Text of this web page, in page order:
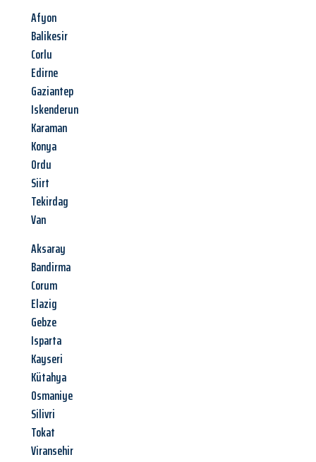
Afyon
Balikesir
Corlu
Edirne
Gaziantep
Iskenderun
Karaman
Konya
Ordu
Siirt
Tekirdag
Van
Aksaray
Bandirma
Corum
Elazig
Gebze
Isparta
Kayseri
Kütahya
Osmaniye
Silivri
Tokat
Viransehir